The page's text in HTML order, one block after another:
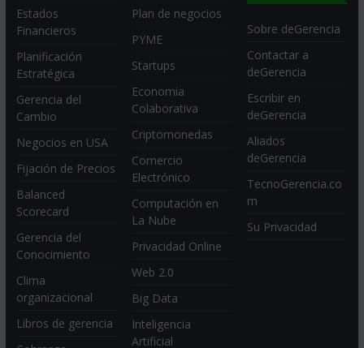
Estados
Financieros
Planificación
Estratégica
Gerencia del
Cambio
Negocios en USA
Fijación de Precios
Balanced
Scorecard
Gerencia del
Conocimiento
Clima
organizacional
Libros de gerencia
Plan de negocios
PYME
Startups
Economia
Colaborativa
Criptomonedas
Comercio
Electrónico
Computación en
La Nube
Privacidad Online
Web 2.0
Big Data
Inteligencia
Artificial
Sobre deGerencia
Contactar a
deGerencia
Escribir en
deGerencia
Aliados
deGerencia
TecnoGerencia.co
m
Su Privacidad